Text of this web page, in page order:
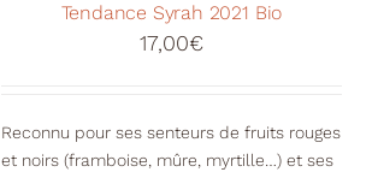
Tendance Syrah 2021 Bio
17,00€
Reconnu pour ses senteurs de fruits rouges
et noirs (framboise, mûre, myrtille…) et ses